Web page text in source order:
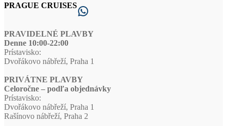
2025
plavba
PRAGUE CRUISESWhatsApp
PRAVIDELNÉ PLAVBY
Denne 10:00-22:00
Prístavisko:
Dvořákovo nábřeží, Praha 1
PRIVÁTNE PLAVBY
Celoročne – podľa objednávky
Prístavisko:
Dvořákovo nábřeží, Praha 1
Rašínovo nábřeží, Praha 2